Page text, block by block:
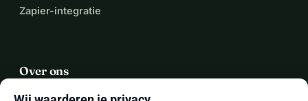
Zapier-integratie
Over ons